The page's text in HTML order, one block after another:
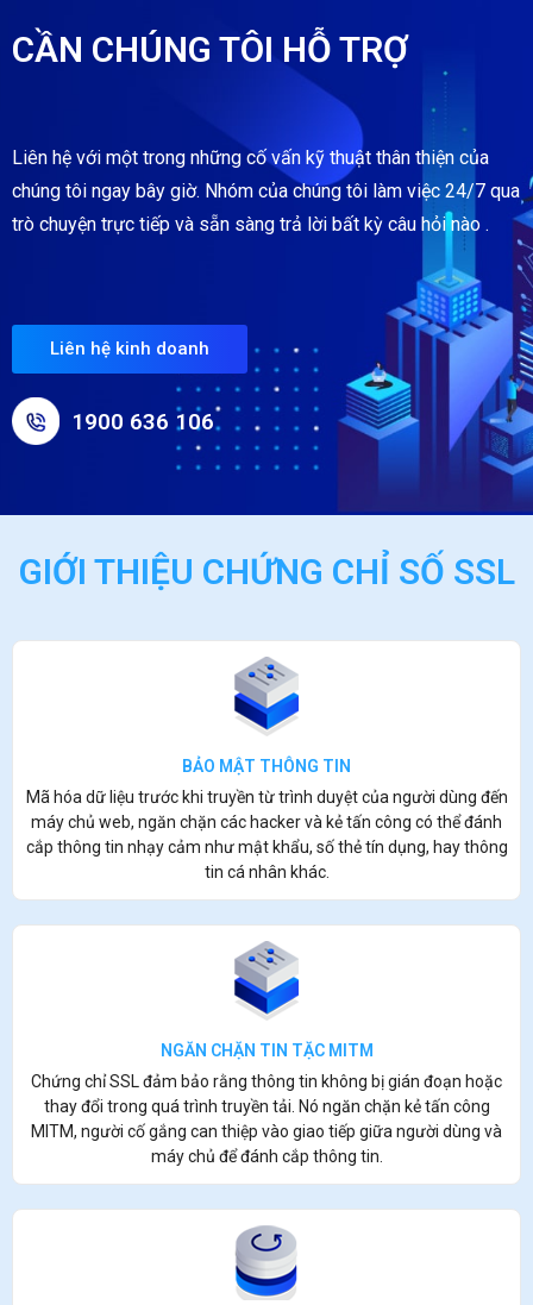
CẦN CHÚNG TÔI HỖ TRỢ
Liên hệ với một trong những cố vấn kỹ thuật thân thiện của
chúng tôi ngay bây giờ. Nhóm của chúng tôi làm việc 24/7 qua
trò chuyện trực tiếp và sẵn sàng trả lời bất kỳ câu hỏi nào .
Liên hệ kinh doanh
1900 636 106
GIỚI THIỆU CHỨNG CHỈ SỐ SSL
BẢO MẬT THÔNG TIN
Mã hóa dữ liệu trước khi truyền từ trình duyệt của người dùng đến
máy chủ web, ngăn chặn các hacker và kẻ tấn công có thể đánh
cắp thông tin nhạy cảm như mật khẩu, số thẻ tín dụng, hay thông
tin cá nhân khác.
NGĂN CHẶN TIN TẶC MITM
Chứng chỉ SSL đảm bảo rằng thông tin không bị gián đoạn hoặc
thay đổi trong quá trình truyền tải. Nó ngăn chặn kẻ tấn công
MITM, người cố gắng can thiệp vào giao tiếp giữa người dùng và
máy chủ để đánh cắp thông tin.